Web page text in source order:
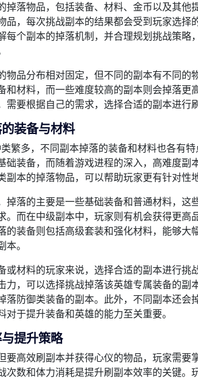
掉落物品，包括装备、材料、金币以及其他
品，每次挑战副本的结果都会受到玩家选择
每个副本的掉落机制，并合理规划挑战策略
物品分布相对固定，但不同的副本有不同的
和材料，而一些难度较高的副本则会掉落更
需要根据自己的需求，选择合适的副本进行刷
装备与材料
类繁多，不同副本掉落的装备和材料也各有
础装备，而随着游戏进程的深入，高难度副
副本的掉落物品，可以帮助玩家更有针对性
掉落的主要是一些基础装备和普通材料，这
。而在中级副本中，玩家则有机会获得更高
的装备则包括高级套装和强化材料，能够大
。
或材料的玩家来说，选择合适的副本进行挑
力，可以选择挑战掉落该英雄专属装备的副
落防御类装备的副本。此外，不同副本还会
对于提升装备和英雄的能力至关重要。
提升策略
要高效刷副本并获得心仪的物品，玩家需要
次数和体力消耗是提升刷副本效率的关键。